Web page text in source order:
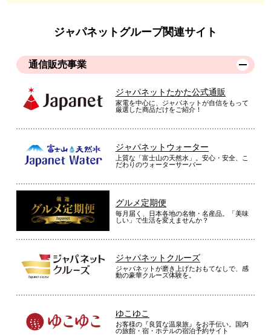
転倒防止金具が付いている
画面がきれいで見やすい。転倒防止金具がついているのが良か
った。
サイズアップして良かった
３２型から４３型への買い替えでした。設置したときはあまり
にも大きく感じ失敗したと思いましたが、日が経つにつれて慣
「お客様の声」は実際にご購入されたお客様からのご意見を掲載しておりま
商品により、同一シリーズをご購入された方の声を含みます。
ジャパネットグループ関連サイト
通信販売事業
ジャパネットたかた公式通販
家電を中心に、ジャパネットが自信をもって
厳選した商品だけをご紹介！
ジャパネットウォーター
上質な「富士山の天然水」。安心・安全、こ
だわりのウォーターサーバー
グルメ定期便
毎月届く、日本各地の名物・名産品。「美味
しい」で生活を変えませんか？
ジャパネットクルーズ
ジャパネットが磨き上げたおもてなしで、感
動の豪華クルーズ体験を。
ゆこゆこ
お客様の『良質な温泉旅』をお手伝い。国内
の旅館・宿・ホテルの宿泊予約サイト